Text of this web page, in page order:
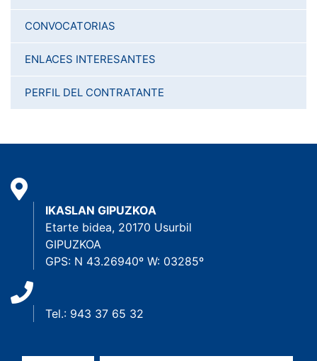
CONVOCATORIAS
ENLACES INTERESANTES
PERFIL DEL CONTRATANTE
IKASLAN GIPUZKOA
Etarte bidea, 20170 Usurbil
GIPUZKOA
GPS: N 43.26940º W: 03285º
Tel.: 943 37 65 32